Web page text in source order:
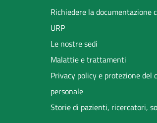
Richiedere la documentazione
URP
Le nostre sedi
Malattie e trattamenti
Privacy policy e protezione del
personale
Storie di pazienti, ricercatori,